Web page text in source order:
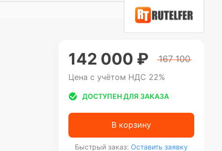
142 000 ₽ 167 100
Цена с учётом НДС 22%
ДОСТУПЕН ДЛЯ ЗАКАЗА
В корзину
Быстрый заказ: Оставить заявку